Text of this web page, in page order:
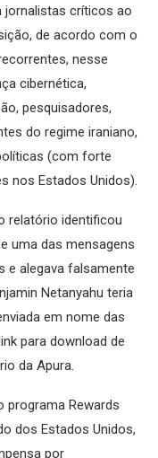
jornalistas críticos ao
de acordo com o
nesse
cibernética,
pesquisadores,
do regime iraniano,
(com forte
nos Estados Unidos).
relatório identificou
uma das mensagens
e alegava falsamente
Netanyahu teria
em nome das
para download de
da Apura.
programa Rewards
dos Estados Unidos,
por